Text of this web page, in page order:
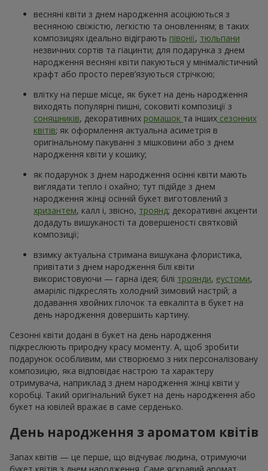
весняні квіти з днем народження асоціюються з
весняною свіжістю, легкістю та оновленням; в таких
композиціях ідеально відіграють півонії, тюльпани
незвичних сортів та гіацинти; для подарунка з днем
народження весняні квіти пакуються у мінімалістичний
крафт або просто перев’язуються стрічкою;
влітку на перше місце, як букет на день народження
виходять популярні пишні, соковиті композиції з
соняшників, декоративних ромашок та інших сезонних
квітів; як оформлення актуальна асиметрія в
оригінальному пакуванні з мішковини або з днем
народження квіти у кошику;
як подарунок з днем народження осінні квіти мають
виглядати тепло і охайно; тут підійде з днем
народження жінці осінній букет виготовлений з
хризантем, калл і, звісно, троянд; декоративні акценти
додадуть вишуканості та довершеності святковій
композиції;
взимку актуальна стримана вишукана флористика,
привітати з днем народження білі квіти
використовуючи — гарна ідея; білі троянди, еустоми,
амаріліс підкреслять холодний зимовий настрій; а
додавання хвойних гілочок та евкаліпта в букет на
день народження довершить картину.
Сезонні квіти додані в букет на день народження
підкреслюють природну красу моменту. А, щоб зробити
подарунок особливим, ми створюємо з них персоналізовану
композицію, яка відповідає настрою та характеру
отримувача, наприклад з днем народження жінці квіти у
коробці. Такий оригінальний букет на день народження або
букет на ювілей вражає в саме серденько.
День народження з ароматом квітів
Запах квітів — це перше, що відчуває людина, отримуючи